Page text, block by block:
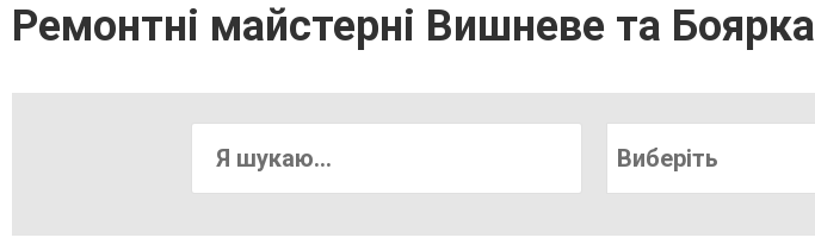
Ремонтні майстерні Вишневе та Боярка
Виберіть